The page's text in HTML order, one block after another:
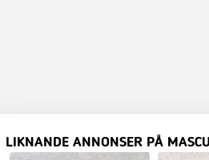
LIKNANDE ANNONSER PÅ